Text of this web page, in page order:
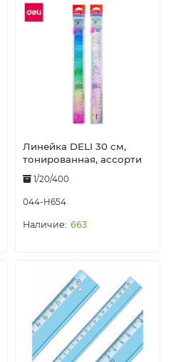
Линейка DELI 30 см,
тонированная, ассорти
1/20/400
044-H654
663